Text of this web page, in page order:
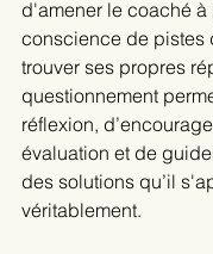
d'amener le coaché à
conscience de pistes
trouver ses propres
questionnement
réflexion,
évaluation et de
des solutions qu’il
véritablement.